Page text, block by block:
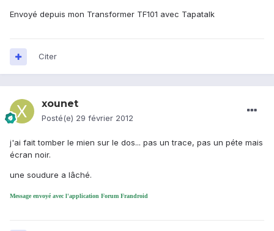
Envoyé depuis mon Transformer TF101 avec Tapatalk
Citer
xounet
Posté(e) 29 février 2012
j'ai fait tomber le mien sur le dos... pas un trace, pas un péte mais
écran noir.
une soudure a lâché.
Message envoyé avec l'application Forum Frandroid